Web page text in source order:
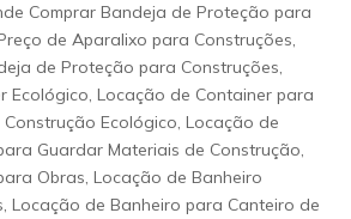
Comprar Bandeja de Proteção para
de Aparalixo para Construções,
de Proteção para Construções,
Ecológico, Locação de Container para
Ecológico, Locação de
Guardar Materiais de Construção,
Obras, Locação de Banheiro
Locação de Banheiro para Canteiro de